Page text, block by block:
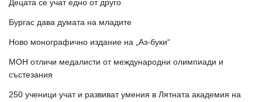
Децата се учат едно от друго
Бургас дава думата на младите
Ново монографично издание на „Аз-буки“
МОН отличи медалисти от международни олимпиади и
състезания
250 ученици учат и развиват умения в Лятната академия на